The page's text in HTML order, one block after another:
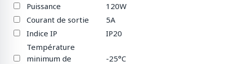
Puissance
120W
Courant de sortie
5A
Indice IP
IP20
Température
minimum de
-25°C